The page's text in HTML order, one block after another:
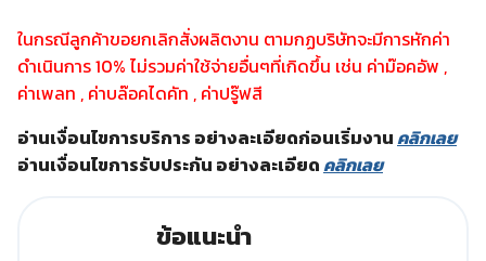
ในกรณีลูกค้าขอยกเลิกสั่งผลิตงาน ตามกฏบริษัทจะมีการหักค่า
ดำเนินการ 10% ไม่รวมค่าใช้จ่ายอื่นๆที่เกิดขึ้น เช่น ค่าม๊อคอัพ ,
ค่าเพลท , ค่าบล๊อคไดคัท , ค่าปรู๊ฟสี
อ่านเงื่อนไขการบริการ อย่างละเอียดก่อนเริ่มงานคลิกเลย
อ่านเงื่อนไขการรับประกัน อย่างละเอียดคลิกเลย
ข้อแนะนำ